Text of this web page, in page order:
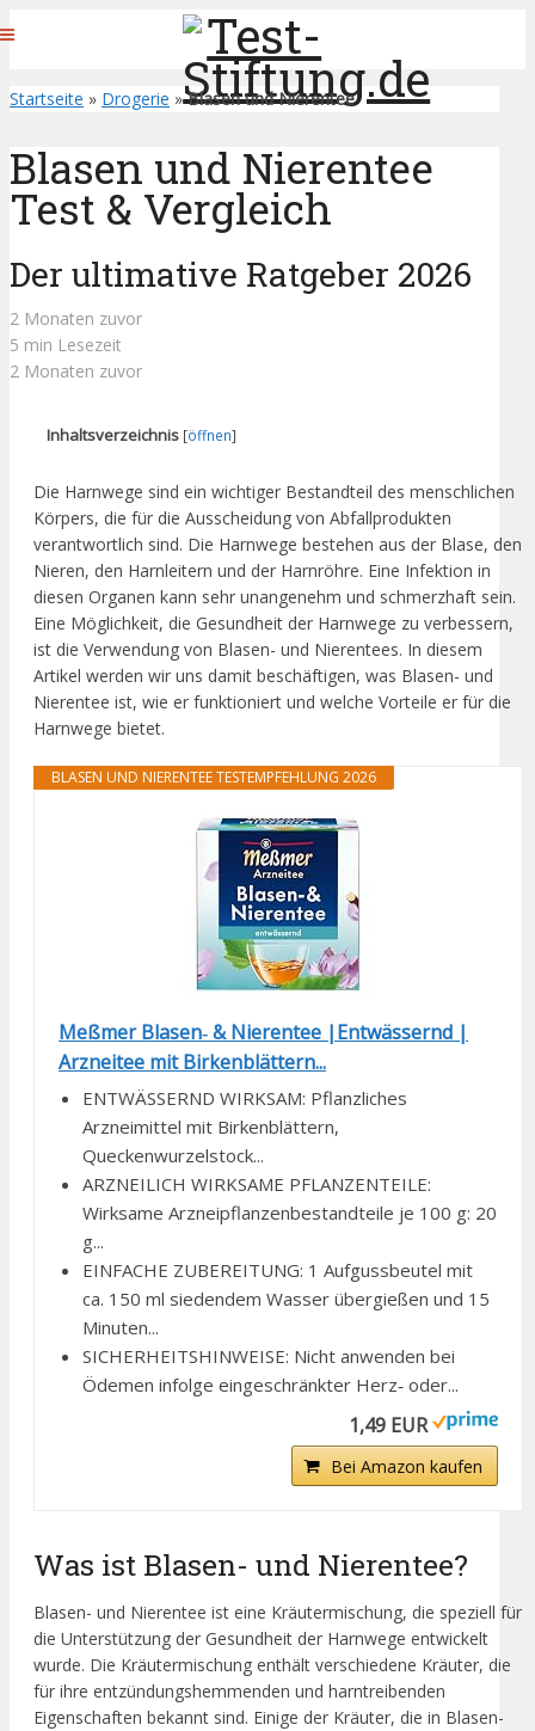
Startseite » Drogerie »Blasen und Nierentee
Blasen und Nierentee
Test & Vergleich
Der ultimative Ratgeber 2026
2 Monaten zuvor
5 min Lesezeit
2 Monaten zuvor
Inhaltsverzeichnis [öffnen]
Die Harnwege sind ein wichtiger Bestandteil des menschlichen
Körpers, die für die Ausscheidung von Abfallprodukten
verantwortlich sind. Die Harnwege bestehen aus der Blase, den
Nieren, den Harnleitern und der Harnröhre. Eine Infektion in
diesen Organen kann sehr unangenehm und schmerzhaft sein.
Eine Möglichkeit, die Gesundheit der Harnwege zu verbessern,
ist die Verwendung von Blasen- und Nierentees. In diesem
Artikel werden wir uns damit beschäftigen, was Blasen- und
Nierentee ist, wie er funktioniert und welche Vorteile er für die
Harnwege bietet.
BLASEN UND NIERENTEE TESTEMPFEHLUNG 2026
Meßmer Blasen‑ & Nierentee |Entwässernd |
Arzneitee mit Birkenblättern...
ENTWÄSSERND WIRKSAM: Pflanzliches
Arzneimittel mit Birkenblättern,
Queckenwurzelstock...
ARZNEILICH WIRKSAME PFLANZENTEILE:
Wirksame Arzneipflanzenbestandteile je 100 g: 20
g...
EINFACHE ZUBEREITUNG: 1 Aufgussbeutel mit
ca. 150 ml siedendem Wasser übergießen und 15
Minuten...
SICHERHEITSHINWEISE: Nicht anwenden bei
Ödemen infolge eingeschränkter Herz‑ oder...
1,49 EUR
Bei Amazon kaufen
Was ist Blasen- und Nierentee?
Blasen- und Nierentee ist eine Kräutermischung, die speziell für
die Unterstützung der Gesundheit der Harnwege entwickelt
wurde. Die Kräutermischung enthält verschiedene Kräuter, die
für ihre entzündungshemmenden und harntreibenden
Eigenschaften bekannt sind. Einige der Kräuter, die in Blasen-